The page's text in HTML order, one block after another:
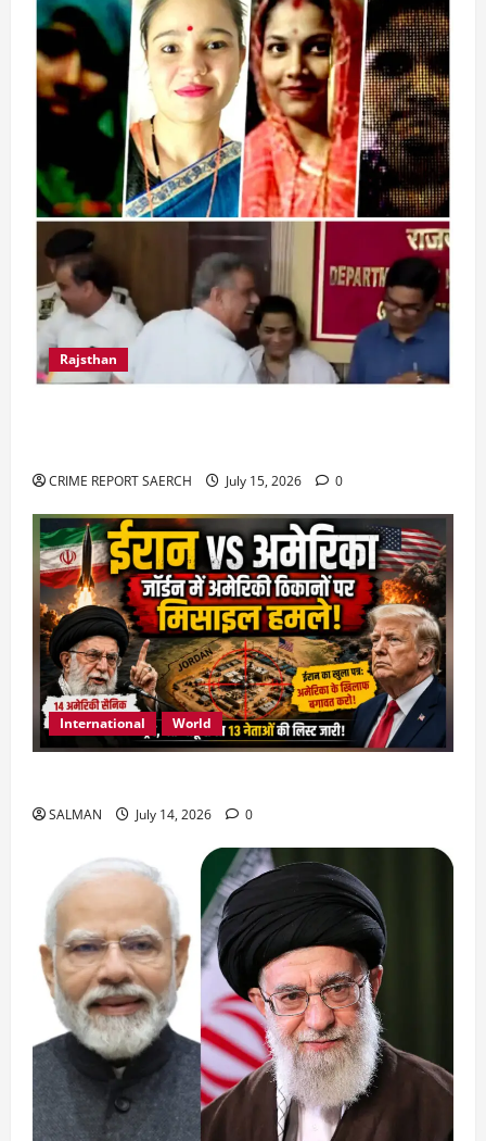
Rajsthan
CRIME REPORT SAERCH July 15, 2026 0
International World
SALMAN July 14, 2026 0